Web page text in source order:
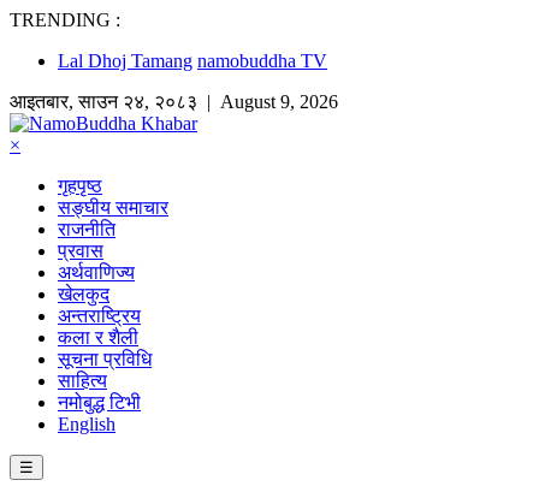
TRENDING :
Lal Dhoj Tamang namobuddha TV
आइतबार,साउन २४, २०८३ | August 9, 2026
×
गृहपृष्ठ
सङ्घीय समाचार
राजनीति
प्रवास
अर्थवाणिज्य
खेलकुद
अन्तराष्ट्रिय
कला र शैली
सूचना प्रविधि
साहित्य
नमोबुद्ध टिभी
English
☰